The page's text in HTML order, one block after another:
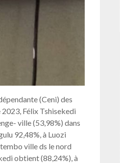
(Ceni) des
Félix Tshisekedi
ville (53,98%) dans
92,48%, à Luozi
ville ds le nord
obtient (88,24%), à